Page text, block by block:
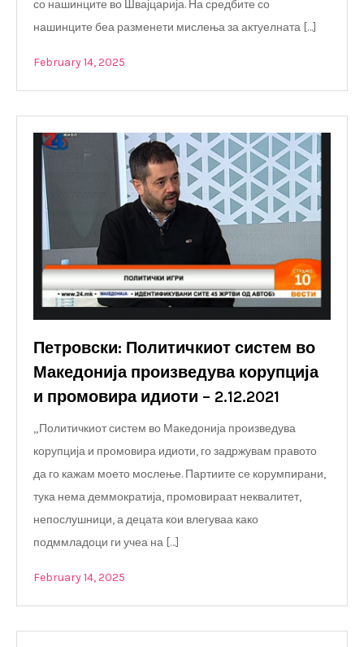
со нашинците во Швајцарија. На средбите со
нашинците беа разменети мислења за актуелната […]
February 14, 2025
Петровски: Политичкиот систем во
Македонија произведува корупција
и промовира идиоти – 2.12.2021
„Политичкиот систем во Македонија произведува
корупција и промовира идиоти, го задржувам правото
да го кажам моето мослење. Партиите се корумпирани,
тука нема деммократија, промовираат неквалитет,
непослушници, а децата кои влегуваа како
подммладоци ги учеа на […]
February 14, 2025